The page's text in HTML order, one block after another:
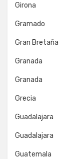
Girona
Gramado
Gran Bretaña
Granada
Granada
Grecia
Guadalajara
Guadalajara
Guatemala